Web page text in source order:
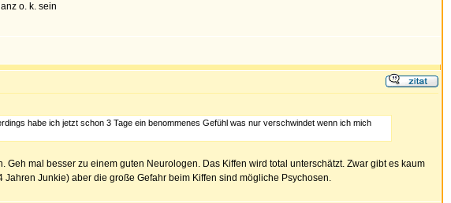
o. k. sein
habe ich jetzt schon 3 Tage ein benommenes Gefühl was nur verschwindet wenn ich mich
mal besser zu einem guten Neurologen. Das Kiffen wird total unterschätzt. Zwar gibt es kaum
Junkie) aber die große Gefahr beim Kiffen sind mögliche Psychosen.